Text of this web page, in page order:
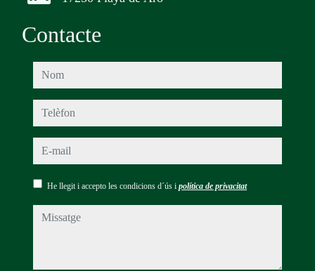
Contacte
nom
telèfon
e-mail
He llegit i accepto les condicions d´ús i política de privacitat
missatge